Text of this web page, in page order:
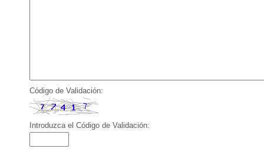
Código de Validación:
Introduzca el Código de Validación: